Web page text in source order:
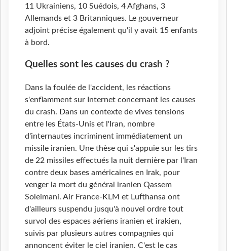
11 Ukrainiens, 10 Suédois, 4 Afghans, 3
Allemands et 3 Britanniques. Le gouverneur
adjoint précise également qu'il y avait 15 enfants
à bord.
Quelles sont les causes du crash ?
Dans la foulée de l'accident, les réactions
s'enflamment sur Internet concernant les causes
du crash. Dans un contexte de vives tensions
entre les États-Unis et l'Iran, nombre
d'internautes incriminent immédiatement un
missile iranien. Une thèse qui s'appuie sur les tirs
de 22 missiles effectués la nuit dernière par l'Iran
contre deux bases américaines en Irak, pour
venger la mort du général iranien Qassem
Soleimani. Air France-KLM et Lufthansa ont
d'ailleurs suspendu jusqu'à nouvel ordre tout
survol des espaces aériens iranien et irakien,
suivis par plusieurs autres compagnies qui
annoncent éviter le ciel iranien. C'est le cas